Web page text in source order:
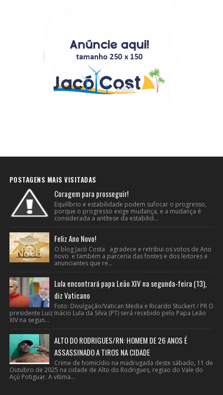
POSTAGENS MAIS VISITADAS
Coragem para prosseguir!
Equilíbrio e estabilidade podem sufocar o progresso,
porque o progresso exige mudança, e a mudança é
considerada a antítese da estabilid...
Feliz Ano Novo!
O blog Jacó Costa agradece e retribui os votos de Ano
novo e também a parceria das fontes e dos leitores e
anunciantes que re...
Lula encontrará papa Leão XIV na segunda-feira (13),
diz Vaticano
Foto: Divulgação/Vatican Media e Ricardo Stuckert / PR O
presidente Luiz Inácio Lula da Silva (PT) será recebido pelo Papa Leão
XIV na segun...
ALTO DO RODRIGUES/RN: HOMEM DE 26 ANOS É
ASSASSINADO A TIROS NA CIDADE
Crime de homicídio na madrugada deste sábado, 11 de
Outubro de 2025 na cidade de Alto do Rodrigues, regiao do Vale do
Açú Potiguar. A vítima...